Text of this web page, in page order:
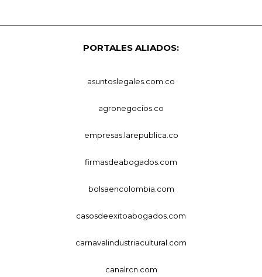
PORTALES ALIADOS:
asuntoslegales.com.co
agronegocios.co
empresas.larepublica.co
firmasdeabogados.com
bolsaencolombia.com
casosdeexitoabogados.com
carnavalindustriacultural.com
canalrcn.com